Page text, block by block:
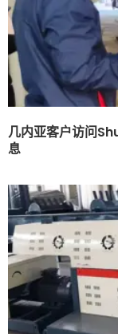
几内亚客户访问
息